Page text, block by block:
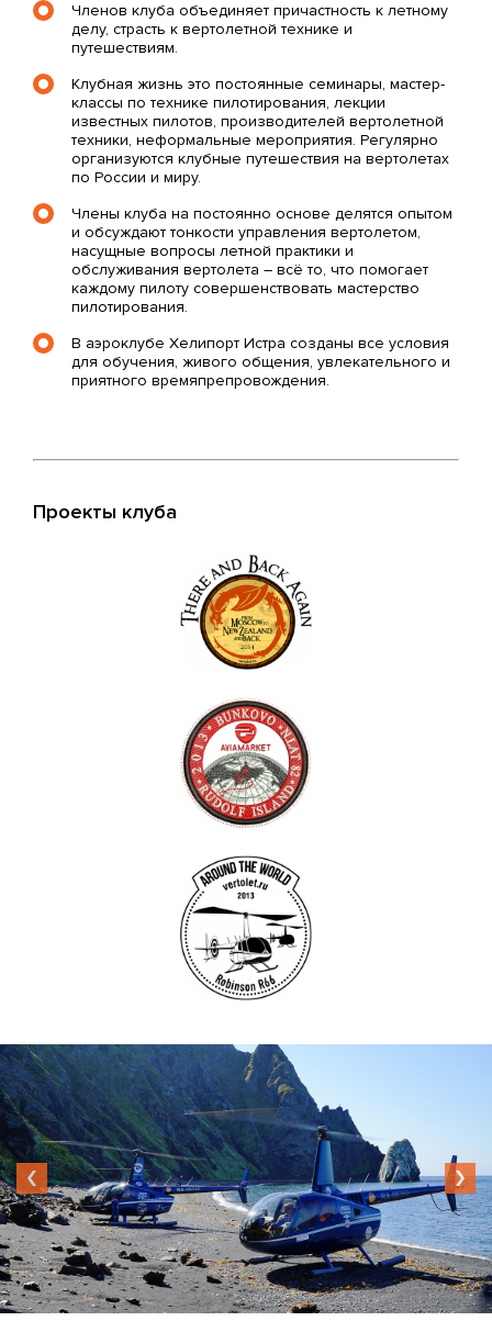
Членов клуба объединяет причастность к летному
делу, страсть к вертолетной технике и
путешествиям.
Клубная жизнь это постоянные семинары, мастер-
классы по технике пилотирования, лекции
известных пилотов, производителей вертолетной
техники, неформальные мероприятия. Регулярно
организуются клубные путешествия на вертолетах
по России и миру.
Члены клуба на постоянно основе делятся опытом
и обсуждают тонкости управления вертолетом,
насущные вопросы летной практики и
обслуживания вертолета – всё то, что помогает
каждому пилоту совершенствовать мастерство
пилотирования.
В аэроклубе Хелипорт Истра созданы все условия
для обучения, живого общения, увлекательного и
приятного времяпрепровождения.
Проекты клуба